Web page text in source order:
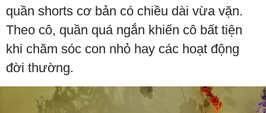
quần shorts cơ bản có chiều dài vừa vặn.
Theo cô, quần quá ngắn khiến cô bất tiện
khi chăm sóc con nhỏ hay các hoạt động
đời thường.